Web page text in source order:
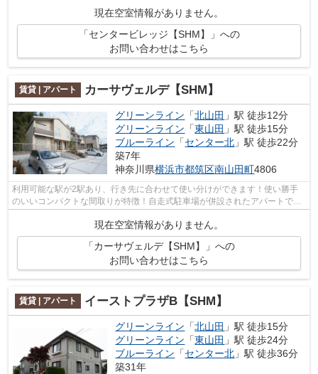
現在空室情報がありません。
「センタービレッジ【SHM】」への
お問い合わせはこちら
賃貸 | アパート カーサヴェルデ【SHM】
グリーンライン 「北山田 」駅 徒歩12分
グリーンライン 「東山田 」駅 徒歩15分
ブルーライン 「センター北 」駅 徒歩22分
築7年
神奈川県横浜市都筑区南山田町4806
利用可能な駅が2駅あり、行き先に合わせて使い分けができます！使い勝手
のいいコンパクトな間取りが特徴！自走式駐車場が併設されたアパートで
す！駅までのアクセスが良い、徒歩12分の...
現在空室情報がありません。
「カーサヴェルデ【SHM】」への
お問い合わせはこちら
賃貸 | アパート イーストプラザB【SHM】
グリーンライン 「北山田 」駅 徒歩15分
グリーンライン 「東山田 」駅 徒歩24分
ブルーライン 「センター北 」駅 徒歩36分
築31年